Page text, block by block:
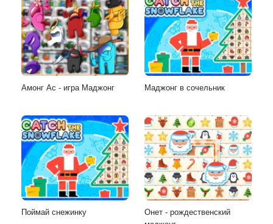
Амонг Ас - игра Маджонг Маджонг в сочельник
Поймай снежинку
Онет - рождественский